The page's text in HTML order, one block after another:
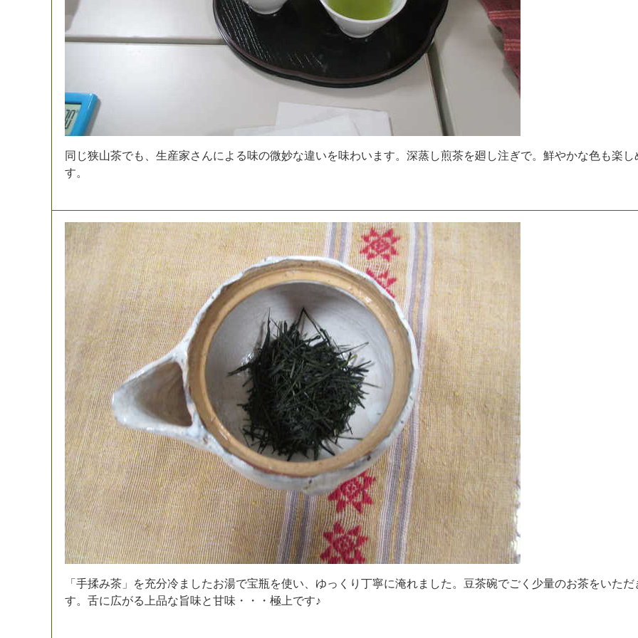
同 じ狭山茶でも 生産家さ んに よ る味の微妙な違いを味わい ま す。 深蒸し煎茶を廻 し注ぎで。 鮮やかな色も楽 し
す。
「 手揉み茶 」 を充分冷ま したお湯で宝瓶を使い ゆっ く り 丁寧に淹れま した 。 豆茶碗でご く 少量のお茶をいただ
す。 舌に 広がる 上品な旨味と甘味 ・ ・ ・ 極 上です♪